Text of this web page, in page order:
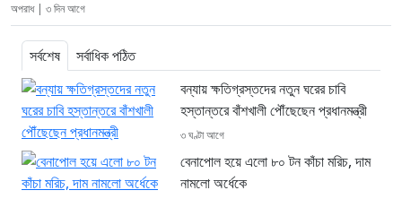
অপরাধ | ৩ দিন আগে
সর্বশেষ
সর্বাধিক পঠিত
বন্যায় ক্ষতিগ্রস্তদের নতুন ঘরের চাবি
হস্তান্তরে বাঁশখালী পৌঁছেছেন প্রধানমন্ত্রী
৩ ঘণ্টা আগে
বেনাপোল হয়ে এলো ৮০ টন কাঁচা মরিচ, দাম
নামলো অর্ধেকে